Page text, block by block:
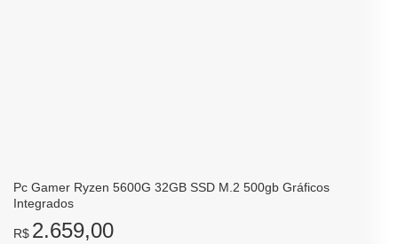
Pc Gamer Ryzen 5600G 32GB SSD M.2 500gb Gráficos
Integrados
R$ 2.659,00